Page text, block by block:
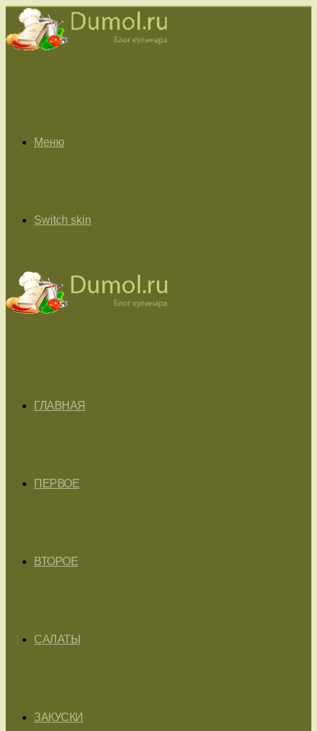
Меню
Switch skin
ГЛАВНАЯ
ПЕРВОЕ
ВТОРОЕ
САЛАТЫ
ЗАКУСКИ